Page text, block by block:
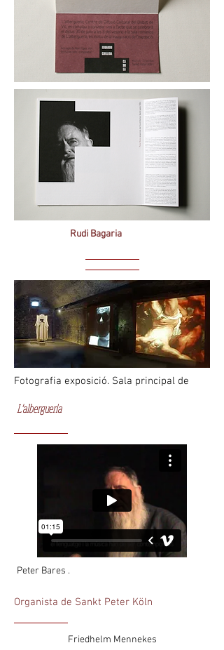
Rudi Bagaria
Fotografia exposició. Sala principal de
L'albergueria
Peter Bares .
Organista de Sankt Peter Köln
Friedhelm Mennekes